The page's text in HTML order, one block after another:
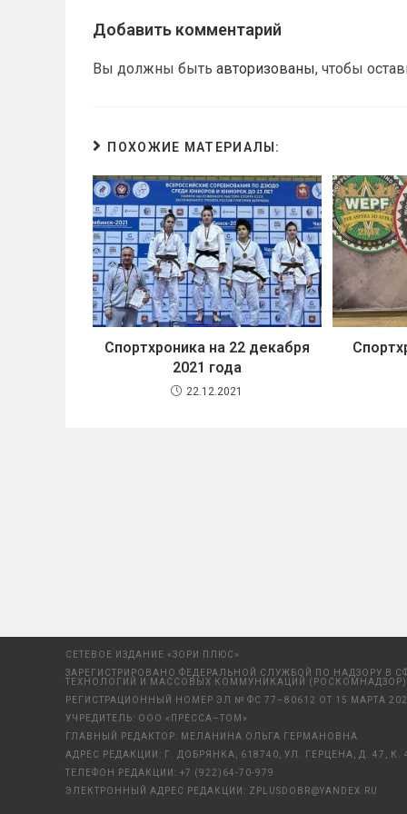
Добавить комментарий
Вы должны быть авторизованы, чтобы
ПОХОЖИЕ МАТЕРИАЛЫ:
Спортхроника на 22 декабря
2021 года
22.12.2021
СЕТЕВОЕ ИЗДАНИЕ «ЗОРИ ПЛЮС»
ЗАРЕГИСТРИРОВАНО ФЕДЕРАЛЬНОЙ СЛУЖБОЙ ПО НАДЗОРУ В
ТЕХНОЛОГИЙ И МАССОВЫХ КОММУНИКАЦИЙ (РОСКОМНАДЗОР)
РЕГИСТРАЦИОННЫЙ НОМЕР ЭЛ № ФС 77–80612 ОТ 15 МАРТА
УЧРЕДИТЕЛЬ: ООО «ПРЕССА–ТОМ»
ГЛАВНЫЙ РЕДАКТОР: МЕЛАНИНА ОЛЬГА ГЕРМАНОВНА
АДРЕС РЕДАКЦИИ: Г. ДОБРЯНКА, 618740, УЛ. ГЕРЦЕНА, Д. 47, К.
ТЕЛЕФОН РЕДАКЦИИ: +7 (922)64-70-979
ЭЛЕКТРОННЫЙ АДРЕС РЕДАКЦИИ: ZPLUSDOBR@YANDEX.RU